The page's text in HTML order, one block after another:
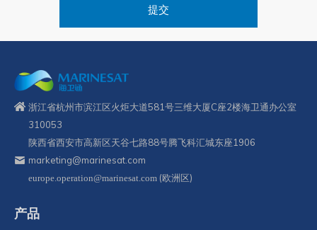
提交
浙江省杭州市滨江区火炬大道581号三维大厦C座2楼海卫通办公室
310053
陕西省西安市高新区天谷七路88号腾飞科汇城东座1906
marketing@marinesat.com
europe.operation@marinesat.com (欧洲区)
产品